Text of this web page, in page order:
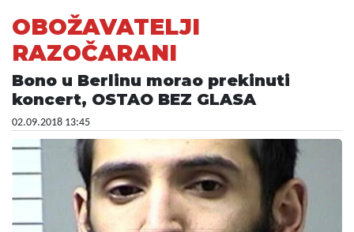
OBOŽAVATELJI
RAZOČARANI
Bono u Berlinu morao prekinuti
koncert, OSTAO BEZ GLASA
02.09.2018 13:45